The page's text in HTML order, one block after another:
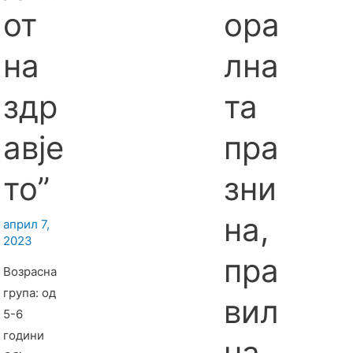
ученици
од ООУ
“Браќа
Миладино
вци”.Ове
активност
и се
реализира
ат во
на
Еразмус +
проектот:
“Чекор
поблиску
от
на
здр
авје
то”
април 7,
2023
Возрасна
група: од
5-6
години
ора
лна
та
пра
зни
на,
пра
вил